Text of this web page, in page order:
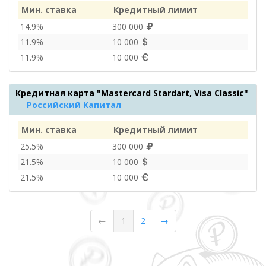
Мин. ставка
Кредитный лимит
14.9%
300 000
11.9%
10 000
11.9%
10 000
Кредитная карта "Mastercard Stardart, Visa Classic"
— Российский Капитал
Мин. ставка
Кредитный лимит
25.5%
300 000
21.5%
10 000
21.5%
10 000
← 1 2 →